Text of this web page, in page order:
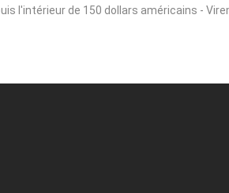
l'intérieur de 150 dollars américains -